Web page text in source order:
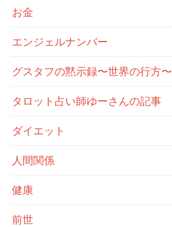
お金
エンジェルナンバー
グスタフの黙示録〜世界の行方〜
タロット占い師ゆーさんの記事
ダイエット
人間関係
健康
前世